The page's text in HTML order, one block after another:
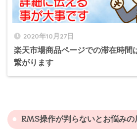
2020年10月27日
楽天市場商品ページでの滞在時間
繋がります
RMS操作が判らないとお悩み